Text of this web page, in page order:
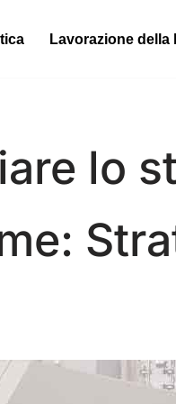
Lavorazione della
lo